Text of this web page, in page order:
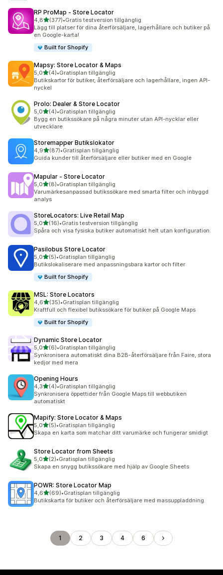
RP ProMap ‑ Store Locator
4,8av 5 stjärnor
(377)
377 recensioner totalt
•Gratis testversion tillgänglig
Lägg till platser för dina återförsäljare, lagerhållare och butiker på
en Google-karta!
Built for Shopify
Mapsy: Store Locator & Maps
5,0av 5 stjärnor
(4)
4 recensioner totalt
•Gratisplan tillgänglig
Butikskartor för butiker, återförsäljare och lagerhållare, ingen API-
nyckel
Prolo: Dealer & Store Locator
5,0av 5 stjärnor
(4)
4 recensioner totalt
•Gratisplan tillgänglig
Bygg en butikssökare på några minuter utan API-nycklar eller
utvecklare
Storemapper Butikslokator
4,9av 5 stjärnor
(87)
87 recensioner totalt
•Gratisplan tillgänglig
Guida kunder till återförsäljare eller butiker med en Google
Mapular ‑ Store Locator
5,0av 5 stjärnor
(8)
8 recensioner totalt
•Gratisplan tillgänglig
Varumärkesanpassad butikssökare med smarta filter och inbyggd
analys
StoreLocators: Live Retail Map
5,0av 5 stjärnor
(16)
16 recensioner totalt
•Gratis testversion tillgänglig
Spåra och visa fysiska butiker automatiskt helt utan konfiguration.
Pasilobus Store Locator
5,0av 5 stjärnor
(5)
5 recensioner totalt
•Gratisplan tillgänglig
Butikslokaliserare med anpassningsbara kartor och filter
Built for Shopify
MSL: Store Locators
4,6av 5 stjärnor
(35)
35 recensioner totalt
•Gratisplan tillgänglig
Kraftfull och flexibel butikssökare för butiker på Google Maps
Built for Shopify
Dynamic Store Locator
5,0av 5 stjärnor
(6)
6 recensioner totalt
•Gratisplan tillgänglig
Synkronisera automatiskt dina B2B-återförsäljare från Faire, stora
kedjor med mera
Opening Hours
4,3av 5 stjärnor
(4)
4 recensioner totalt
•Gratisplan tillgänglig
Synkronisera öppettider från Google Maps till webbutiken
automatiskt
Mapify: Store Locator & Maps
5,0av 5 stjärnor
(5)
5 recensioner totalt
•Gratisplan tillgänglig
Skapa en karta som matchar ditt varumärke och fungerar smidigt
Store Locator from Sheets
5,0av 5 stjärnor
(2)
2 recensioner totalt
•Gratisplan tillgänglig
Skapa en snygg butikssökare med hjälp av Google Sheets
POWR: Store Locator Map
4,6av 5 stjärnor
(69)
69 recensioner totalt
•Gratisplan tillgänglig
Butikskarta för butiker och återförsäljare med massuppladdning.
1 2 3 4 6